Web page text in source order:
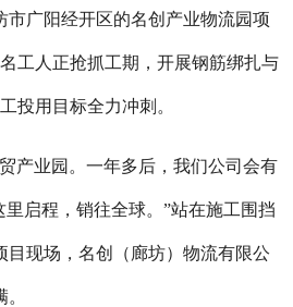
广阳经开区的名创产业物流园项
工人正抢抓工期，开展钢筋绑扎与
投用目标全力冲刺。
业园。一年多后，我们公司会有
启程，销往全球。”站在施工围挡
目现场，名创（廊坊）物流有限公